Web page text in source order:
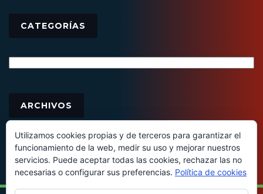
CATEGORÍAS
ARCHIVOS
Utilizamos cookies propias y de terceros para garantizar el
funcionamiento de la web, medir su uso y mejorar nuestros
servicios. Puede aceptar todas las cookies, rechazar las no
necesarias o configurar sus preferencias. Política de cookies